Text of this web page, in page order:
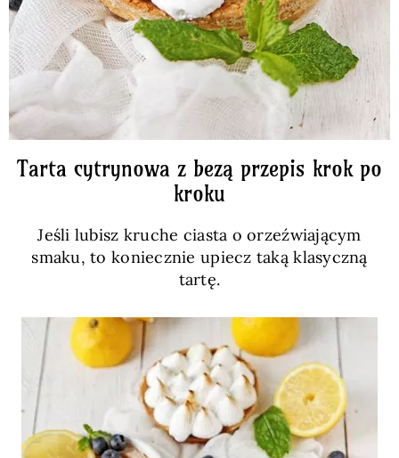
Tarta cytrynowa z bezą przepis krok po
kroku
Jeśli lubisz kruche ciasta o orzeźwiającym
smaku, to koniecznie upiecz taką klasyczną
tartę.